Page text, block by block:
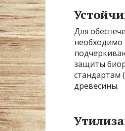
Для
необходимо
защиты
стандартам
древесины.